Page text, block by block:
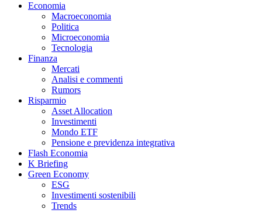
Economia
Macroeconomia
Politica
Microeconomia
Tecnologia
Finanza
Mercati
Analisi e commenti
Rumors
Risparmio
Asset Allocation
Investimenti
Mondo ETF
Pensione e previdenza integrativa
Flash Economia
K Briefing
Green Economy
ESG
Investimenti sostenibili
Trends